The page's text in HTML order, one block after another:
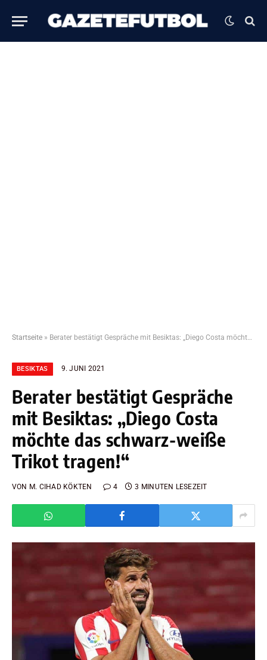
Startseite » Berater bestätigt Gespräche mit Besiktas: „Diego Costa möchte das schwarz-weiße Trikot tragen!“
BESIKTAS 9. JUNI 2021
Berater bestätigt Gespräche
mit Besiktas: „Diego Costa
möchte das schwarz-weiße
Trikot tragen!“
VON M. CIHAD KÖKTEN 4 3 MINUTEN LESEZEIT